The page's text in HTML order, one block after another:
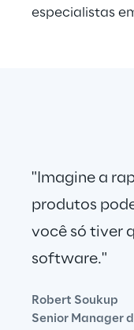
especialistas
"Imagine a
produtos
você só tiver
software."
Robert Soukup
Senior Manager